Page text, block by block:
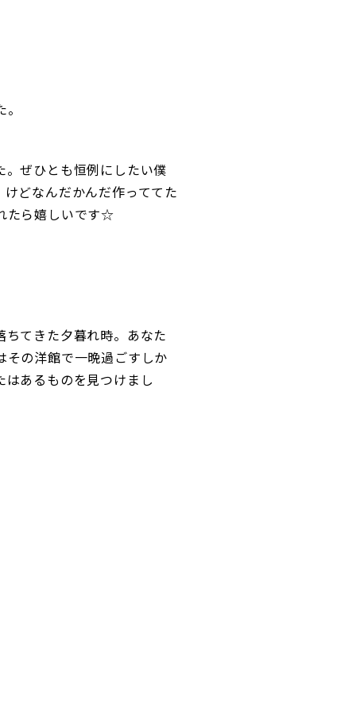
ぜひとも恒例にしたい僕
どなんだかんだ作っててた
たら嬉しいです☆
てきた夕暮れ時。あなた
の洋館で一晩過ごすしか
あるものを見つけまし